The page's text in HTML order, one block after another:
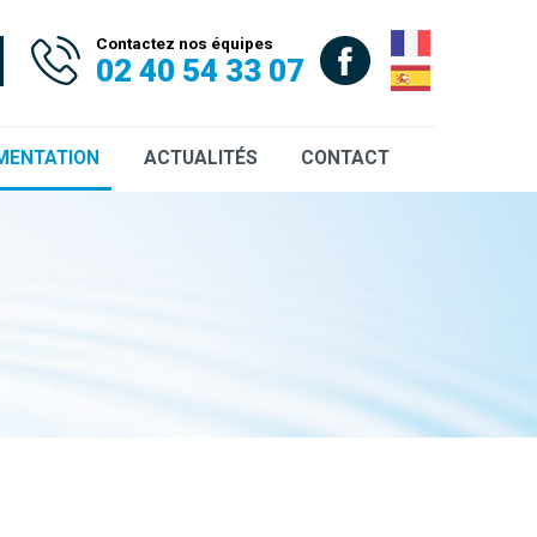
Contactez nos équipes
02 40 54 33 07
ACTUALITÉS CONTACT